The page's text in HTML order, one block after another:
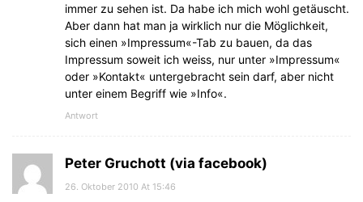
immer zu sehen ist. Da habe ich mich wohl getäuscht.
Aber dann hat man ja wirklich nur die Möglichkeit,
sich einen »Impressum«-Tab zu bauen, da das
Impressum soweit ich weiss, nur unter »Impressum«
oder »Kontakt« untergebracht sein darf, aber nicht
unter einem Begriff wie »Info«.
Antwort
Peter Gruchott (via facebook)
26. Oktober 2010 At 15:46